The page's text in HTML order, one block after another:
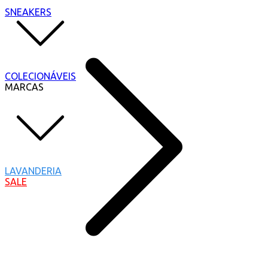
COLECIONÁVEIS
MARCAS
LAVANDERIA
SALE
SNEAKERS